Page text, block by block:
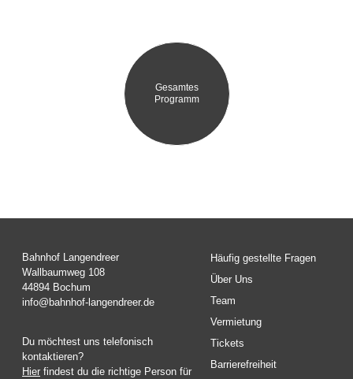
Gesamtes
Programm
Bahnhof Langendreer
Wallbaumweg 108
44894 Bochum
info@bahnhof-langendreer.de
Du möchtest uns telefonisch
kontaktieren?
Hier findest du die richtige Person für
Häufig gestellte Fragen
Über Uns
Team
Vermietung
Tickets
Barrierefreiheit